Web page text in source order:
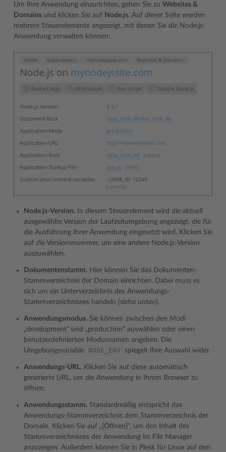
Um Ihre Anwendung einzurichten, gehen Sie zu Websites &
Domains und klicken Sie auf Node.js. Auf dieser Seite werden
mehrere Steuerelemente angezeigt, mit denen Sie die Node.js-
Anwendung verwalten können:
Node.js-Version. In diesem Steuerelement wird die aktuell
ausgewählte Version der Laufzeitumgebung angezeigt, die für
die Ausführung Ihrer Anwendung eingesetzt wird. Klicken Sie
auf die Versionsnummer, um eine andere Node.js-Version
auszuwählen.
Dokumentenstamm. Hier können Sie das Dokumenten-
Stammverzeichnis der Domain einrichten. Dabei muss es
sich um ein Unterverzeichnis des Anwendungs-
Stammverzeichnisses handeln (siehe unten).
Anwendungsmodus. Sie können zwischen den Modi
„development“ und „production“ auswählen oder einen
benutzerdefinierten Modusnamen angeben. Die
Umgebungsvariable
NODE_ENV spiegelt Ihre Auswahl wider.
Anwendungs-URL. Klicken Sie auf diese automatisch
generierte URL, um die Anwendung in Ihrem Browser zu
öffnen.
Anwendungsstamm. Standardmäßig entspricht das
Anwendungs-Stammverzeichnis dem Stammverzeichnis der
Domain. Klicken Sie auf „[Öffnen]“, um den Inhalt des
Stammverzeichnisses der Anwendung im File Manager
anzuzeigen. Außerdem können Sie in Plesk für Linux auf den